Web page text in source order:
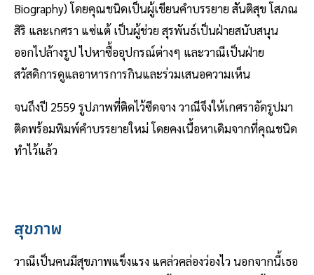
Biography) โดยคุณชนิดเป็นผู้เขียนคำบรรยาย สันติสุข โสภณ
สิริ และเกศรา แซ่แต้ เป็นผู้ช่วย สุรพันธ์เป็นฝ่ายสนับสนุน
ออกไปล้างรูป ไปหาซื้ออุปกรณ์ต่างๆ และวาณีเป็นฝ่าย
สวัสดิการดูแลอาหารการกินและร่วมเสนอความเห็น
จนถึงปี 2559 รูปภาพที่ติดไว้ซีดจาง วาณีจึงให้เกศราอัดรูปมา
ติดพร้อมพิมพ์คำบรรยายใหม่ โดยคงเนื้อหาเดิมจากที่คุณชนิด
ทำไว้แล้ว
สุขภาพ
วาณีเป็นคนมีสุขภาพแข็งแรง แคล่วคล่องว่องไว นอกจากนี้เธอ